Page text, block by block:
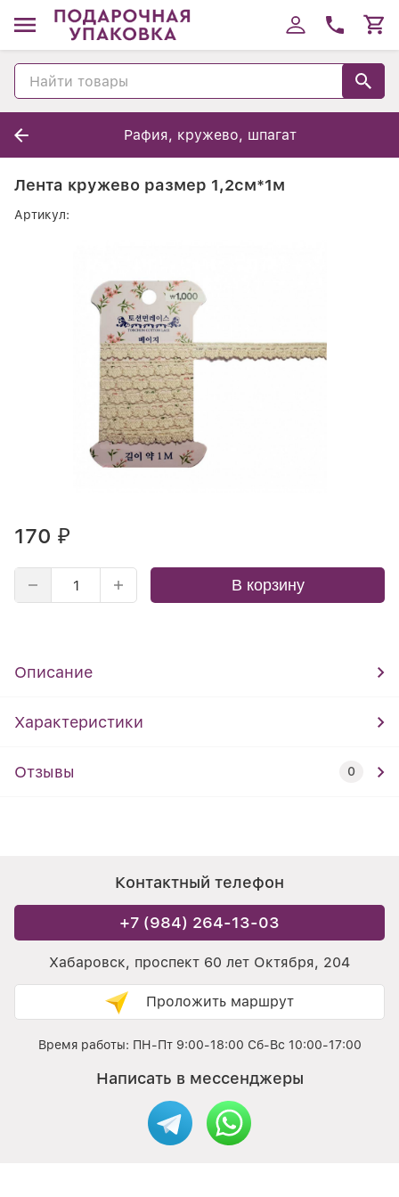
Рафия, кружево, шпагат
Лента кружево размер 1,2см*1м
Артикул:
170 ₽
В корзину
Описание
Характеристики
Отзывы 0
Контактный телефон
+7 (984) 264-13-03
Хабаровск, проспект 60 лет Октября, 204
Проложить маршрут
Время работы: ПН-Пт 9:00-18:00 Сб-Вс 10:00-17:00
Написать в мессенджеры